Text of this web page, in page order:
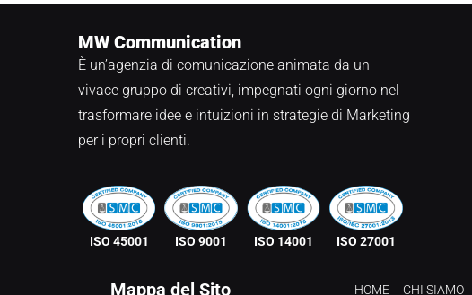
MW Communication
È un’agenzia di comunicazione animata da un
vivace gruppo di creativi, impegnati ogni giorno nel
trasformare idee e intuizioni in strategie di Marketing
per i propri clienti.
ISO 45001 ISO 9001 ISO 14001 ISO 27001
Mappa del Sito HOME CHI SIAMO